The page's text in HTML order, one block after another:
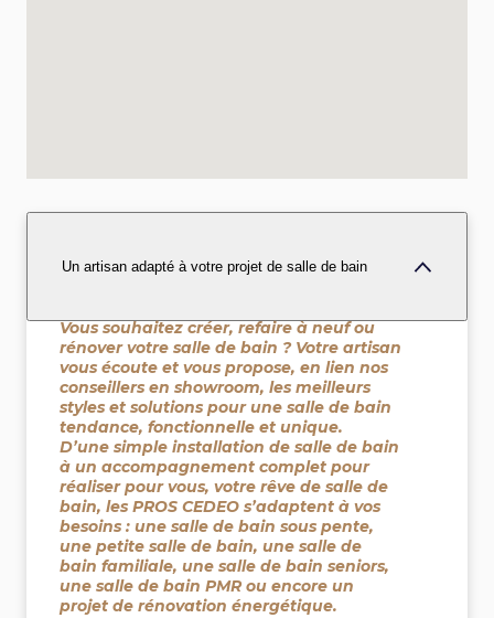
Un artisan adapté à votre projet de salle de bain
Vous souhaitez créer, refaire à neuf ou
rénover votre salle de bain ? Votre artisan
vous écoute et vous propose, en lien nos
conseillers en showroom, les meilleurs
styles et solutions pour une salle de bain
tendance, fonctionnelle et unique.
D’une simple installation de salle de bain
à un accompagnement complet pour
réaliser pour vous, votre rêve de salle de
bain, les PROS CEDEO s’adaptent à vos
besoins : une salle de bain sous pente,
une petite salle de bain, une salle de
bain familiale, une salle de bain seniors,
une salle de bain PMR ou encore un
projet de rénovation énergétique.